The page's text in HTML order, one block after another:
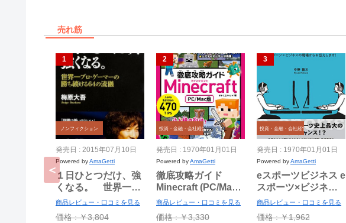
売れ筋
ノンフィクション
発売日 : 2015年07月10日
Powered byAmaGetti
１日ひとつだけ、強
くなる。 世界一プ
ロ・ゲーマーの勝ち
続ける64の流儀
商品レビュー・口コミを見る
価格 : ￥3,804
投資・金融・会社経営
発売日 : 1970年01月01日
Powered byAmaGetti
徹底攻略ガイド
Minecraft (PC/Mac
版)
商品レビュー・口コミを見る
価格 : ￥3,330
投資・金融・会社経営
発売日 : 1970年01月01日
Powered byAmaGetti
eスポーツビジネス e
スポーツ×ビジネス
の現場からお伝えし
ます!
商品レビュー・口コミを見る
価格 : ￥1,962